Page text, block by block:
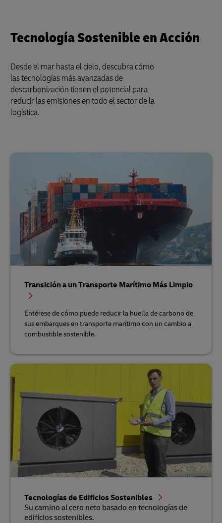
Tecnología Sostenible en Acción
Desde el mar hasta el cielo, descubra cómo
las tecnologías más avanzadas de
descarbonización tienen el potencial para
reducir las emisiones en todo el sector de la
logística.
Transición a un Transporte Marítimo Más Limpio
Entérese de cómo puede reducir la huella de carbono de
sus embarques en transporte marítimo con un cambio a
combustible sostenible.
Tecnologías de Edificios Sostenibles
Su camino al cero neto basado en tecnologías de
edificios sostenibles.